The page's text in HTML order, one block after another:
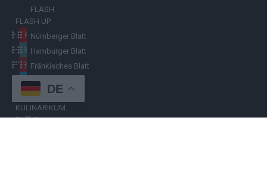
FLASH
FLASH UP
Nürnberger Blatt
Hamburger Blatt
Fränkisches Blatt
Münchener Blatt
Stuttgarter Blatt
KULINARIKUM.
Raffi Gasser
DE